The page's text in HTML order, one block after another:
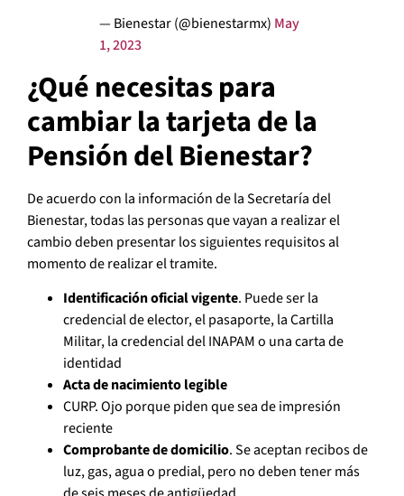
— Bienestar (@bienestarmx) May
1, 2023
¿Qué necesitas para
cambiar la tarjeta de la
Pensión del Bienestar?
De acuerdo con la información de la Secretaría del
Bienestar, todas las personas que vayan a realizar el
cambio deben presentar los siguientes requisitos al
momento de realizar el tramite.
Identificación oficial vigente. Puede ser la
credencial de elector, el pasaporte, la Cartilla
Militar, la credencial del INAPAM o una carta de
identidad
Acta de nacimiento legible
CURP. Ojo porque piden que sea de impresión
reciente
Comprobante de domicilio. Se aceptan recibos de
luz, gas, agua o predial, pero no deben tener más